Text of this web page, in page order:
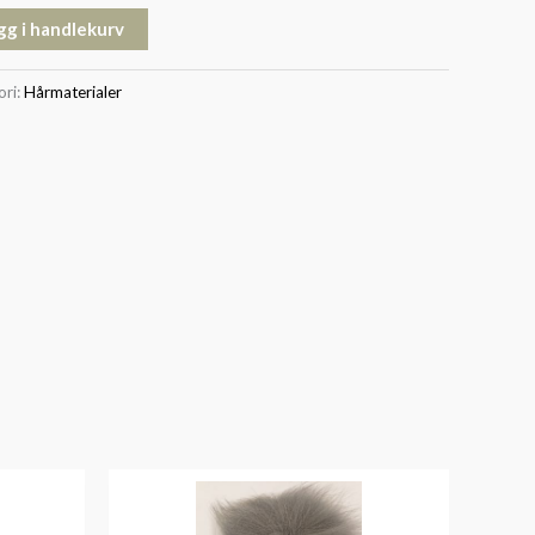
i handlekurv
Hårmaterialer